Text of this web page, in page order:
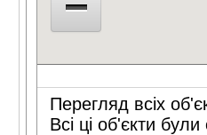
Перегляд всіх
Всі ці об'єкти